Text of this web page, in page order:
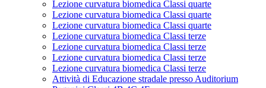
Lezione curvatura biomedica Classi quarte
Lezione curvatura biomedica Classi quarte
Lezione curvatura biomedica Classi quarte
Lezione curvatura biomedica Classi terze
Lezione curvatura biomedica Classi terze
Lezione curvatura biomedica Classi terze
Lezione curvatura biomedica Classi terze
Attività di Educazione stradale presso Auditorium